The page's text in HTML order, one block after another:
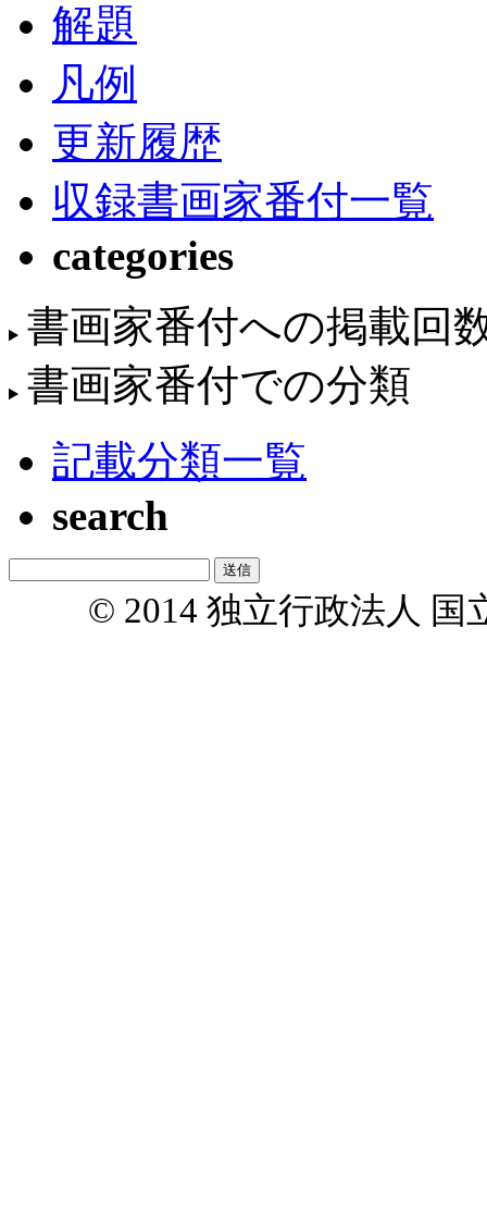
解題
凡例
更新履歴
収録書画家番付一覧
categories
書画家番付への掲載回
書画家番付での分類
記載分類一覧
search
© 2014 独立行政法人 国